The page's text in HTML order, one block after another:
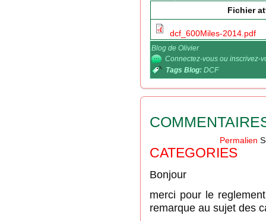
Fichier
dcf_600Miles-2014.pdf
Blog de Olivier
Connectez-vous ou inscrivez-
Tags Blog: DCF
Permalien
CATEGORIES
Bonjour
merci pour le
remarque au sujet des